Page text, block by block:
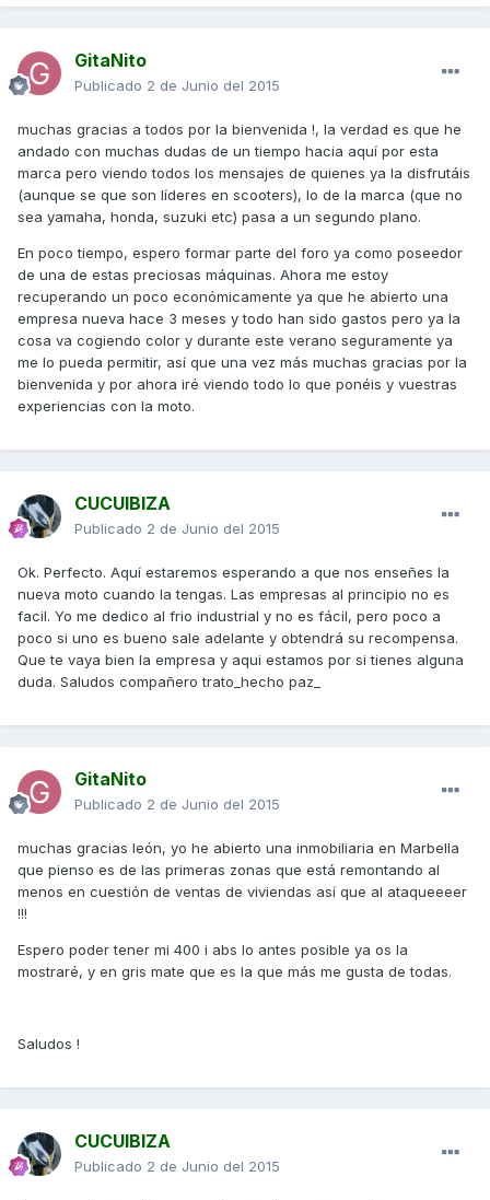
GitaNito
Publicado 2 de Junio del 2015
muchas gracias a todos por la bienvenida !, la verdad es que he
andado con muchas dudas de un tiempo hacia aquí por esta
marca pero viendo todos los mensajes de quienes ya la disfrutáis
(aunque se que son líderes en scooters), lo de la marca (que no
sea yamaha, honda, suzuki etc) pasa a un segundo plano.
En poco tiempo, espero formar parte del foro ya como poseedor
de una de estas preciosas máquinas. Ahora me estoy
recuperando un poco económicamente ya que he abierto una
empresa nueva hace 3 meses y todo han sido gastos pero ya la
cosa va cogiendo color y durante este verano seguramente ya
me lo pueda permitir, así que una vez más muchas gracias por la
bienvenida y por ahora iré viendo todo lo que ponéis y vuestras
experiencias con la moto.
CUCUIBIZA
Publicado 2 de Junio del 2015
Ok. Perfecto. Aquí estaremos esperando a que nos enseñes la
nueva moto cuando la tengas. Las empresas al principio no es
facil. Yo me dedico al frio industrial y no es fácil, pero poco a
poco si uno es bueno sale adelante y obtendrá su recompensa.
Que te vaya bien la empresa y aqui estamos por si tienes alguna
duda. Saludos compañero trato_hecho paz_
GitaNito
Publicado 2 de Junio del 2015
muchas gracias león, yo he abierto una inmobiliaria en Marbella
que pienso es de las primeras zonas que está remontando al
menos en cuestión de ventas de viviendas así que al ataqueeeer
!!!
Espero poder tener mi 400 i abs lo antes posible ya os la
mostraré, y en gris mate que es la que más me gusta de todas.
Saludos !
CUCUIBIZA
Publicado 2 de Junio del 2015